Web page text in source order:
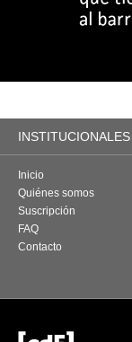
INSTITUCIONALES
Inicio
Quiénes somos
Suscripción
FAQ
Contacto